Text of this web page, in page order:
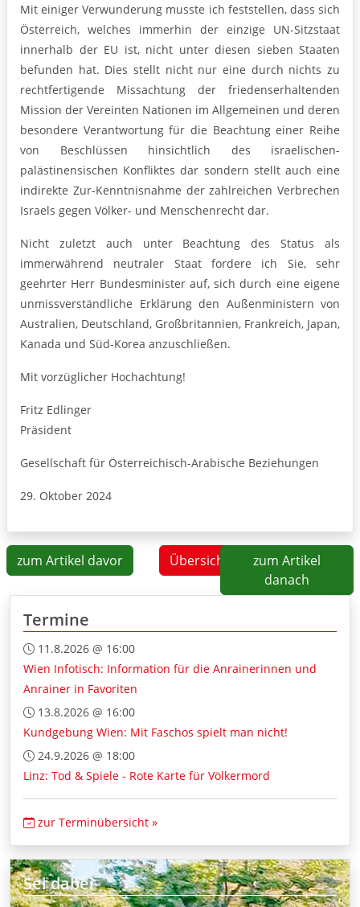
Mit einiger Verwunderung musste ich feststellen, dass sich
Österreich, welches immerhin der einzige UN-Sitzstaat
innerhalb der EU ist, nicht unter diesen sieben Staaten
befunden hat. Dies stellt nicht nur eine durch nichts zu
rechtfertigende Missachtung der friedenserhaltenden
Mission der Vereinten Nationen im Allgemeinen und deren
besondere Verantwortung für die Beachtung einer Reihe
von Beschlüssen hinsichtlich des israelischen-
palästinensischen Konfliktes dar sondern stellt auch eine
indirekte Zur-Kenntnisnahme der zahlreichen Verbrechen
Israels gegen Völker- und Menschenrecht dar.
Nicht zuletzt auch unter Beachtung des Status als
immerwährend neutraler Staat fordere ich Sie, sehr
geehrter Herr Bundesminister auf, sich durch eine eigene
unmissverständliche Erklärung den Außenministern von
Australien, Deutschland, Großbritannien, Frankreich, Japan,
Kanada und Süd-Korea anzuschließen.
Mit vorzüglicher Hochachtung!
Fritz Edlinger
Präsident
Gesellschaft für Österreichisch-Arabische Beziehungen
29. Oktober 2024
zum Artikel davor Übersicht
zum Artikel
danach
Termine
11.8.2026 @ 16:00
Wien Infotisch: Information für die Anrainerinnen und
Anrainer in Favoriten
13.8.2026 @ 16:00
Kundgebung Wien: Mit Faschos spielt man nicht!
24.9.2026 @ 18:00
Linz: Tod & Spiele - Rote Karte für Völkermord
zur Terminübersicht »
Sei dabei